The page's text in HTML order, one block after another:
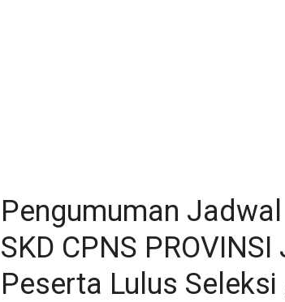
Pengumuman
SKD CPNS
Peserta Lulus